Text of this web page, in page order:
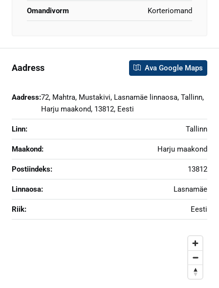
Omandivorm Korteriomand
Aadress Ava Google Maps
Aadress:72, Mahtra, Mustakivi, Lasnamäe linnaosa, Tallinn,
Harju maakond, 13812, Eesti
Linn: Tallinn
Maakond: Harju maakond
Postiindeks: 13812
Linnaosa: Lasnamäe
Riik: Eesti